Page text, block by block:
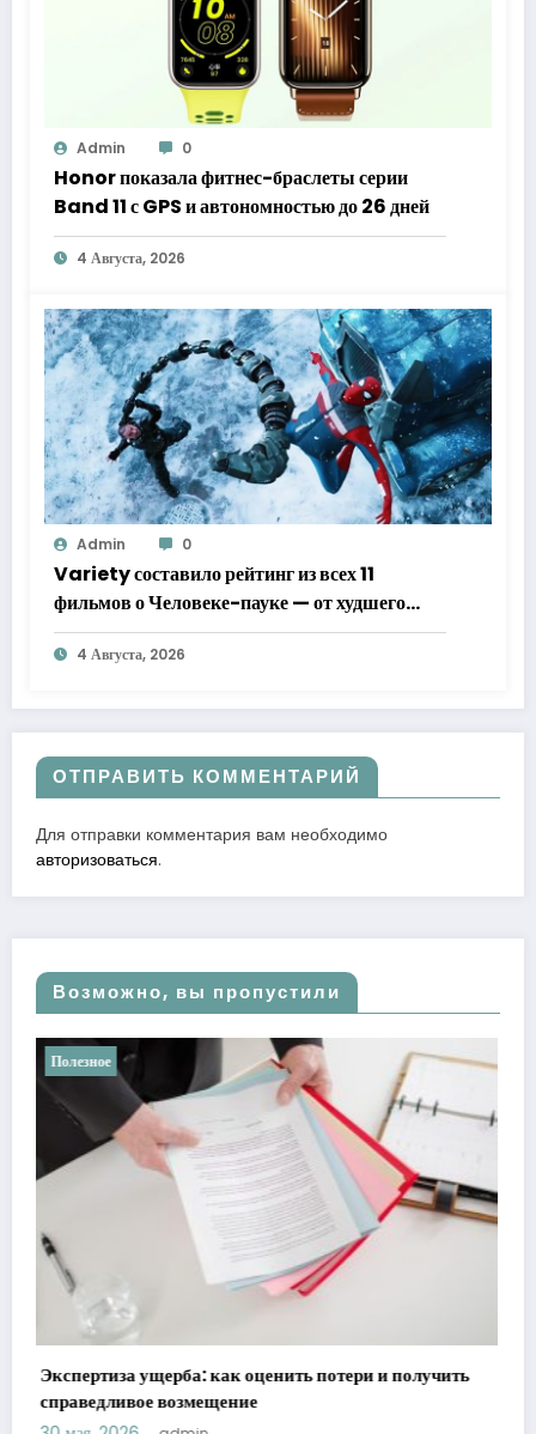
Admin 0
Honor показала фитнес-браслеты серии
Band 11 с GPS и автономностью до 26 дней
4 Августа, 2026
Admin 0
Variety составило рейтинг из всех 11
фильмов о Человеке-пауке — от худшего
к лучшему
4 Августа, 2026
ОТПРАВИТЬ КОММЕНТАРИЙ
Для отправки комментария вам необходимо
авторизоваться.
Возможно, вы пропустили
Полезное
Ретроградные планеты в астрологии: мифы против
21 мая, 2026